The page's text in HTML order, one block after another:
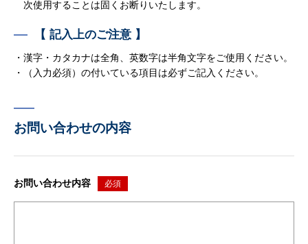
次使用することは固くお断りいたします。
【 記入上のご注意 】
・漢字・カタカナは全角、英数字は半角文字をご使用ください。
・（入力必須）の付いている項目は必ずご記入ください。
お問い合わせの内容
お問い合わせ内容 必須